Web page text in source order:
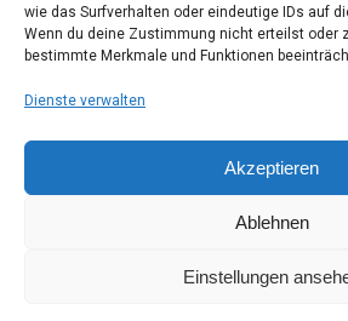
wie das Surfverhalten oder eindeutige IDs auf
Wenn du deine Zustimmung nicht erteilst oder
bestimmte Merkmale und Funktionen
Dienste verwalten
Akzeptieren
Ablehnen
Einstellungen
Datenschutzerklärung
AGB Impressum